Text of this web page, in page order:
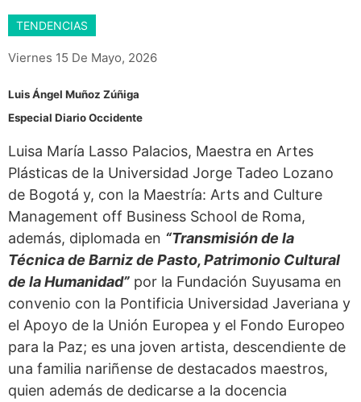
TENDENCIAS
Viernes 15 De Mayo, 2026
Luis Ángel Muñoz Zúñiga
Especial Diario Occidente
Luisa María Lasso Palacios, Maestra en Artes
Plásticas de la Universidad Jorge Tadeo Lozano
de Bogotá y, con la Maestría: Arts and Culture
Management off Business School de Roma,
además, diplomada en “Transmisión de la
Técnica de Barniz de Pasto, Patrimonio Cultural
de la Humanidad” por la Fundación Suyusama en
convenio con la Pontificia Universidad Javeriana y
el Apoyo de la Unión Europea y el Fondo Europeo
para la Paz; es una joven artista, descendiente de
una familia nariñense de destacados maestros,
quien además de dedicarse a la docencia